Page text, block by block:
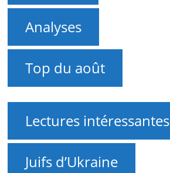
Analyses
Top du août
Lectures intéressantes
Juifs d’Ukraine